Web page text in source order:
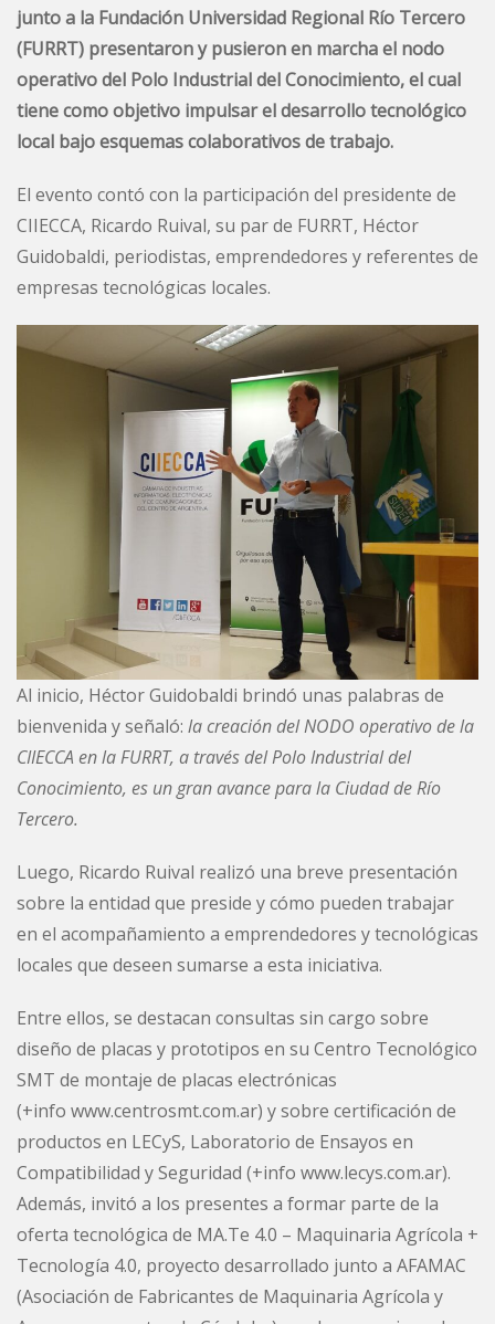
junto a la Fundación Universidad Regional Río Tercero
(FURRT) presentaron y pusieron en marcha el nodo
operativo del Polo Industrial del Conocimiento, el cual
tiene como objetivo impulsar el desarrollo tecnológico
local bajo esquemas colaborativos de trabajo.
El evento contó con la participación del presidente de
CIIECCA, Ricardo Ruival, su par de FURRT, Héctor
Guidobaldi, periodistas, emprendedores y referentes de
empresas tecnológicas locales.
Al inicio, Héctor Guidobaldi brindó unas palabras de
bienvenida y señaló: la creación del NODO operativo de la
CIIECCA en la FURRT, a través del Polo Industrial del
Conocimiento, es un gran avance para la Ciudad de Río
Tercero.
Luego, Ricardo Ruival realizó una breve presentación
sobre la entidad que preside y cómo pueden trabajar
en el acompañamiento a emprendedores y tecnológicas
locales que deseen sumarse a esta iniciativa.
Entre ellos, se destacan consultas sin cargo sobre
diseño de placas y prototipos en su Centro Tecnológico
SMT de montaje de placas electrónicas
(+info www.centrosmt.com.ar) y sobre certificación de
productos en LECyS, Laboratorio de Ensayos en
Compatibilidad y Seguridad (+info www.lecys.com.ar).
Además, invitó a los presentes a formar parte de la
oferta tecnológica de MA.Te 4.0 – Maquinaria Agrícola +
Tecnología 4.0, proyecto desarrollado junto a AFAMAC
(Asociación de Fabricantes de Maquinaria Agrícola y